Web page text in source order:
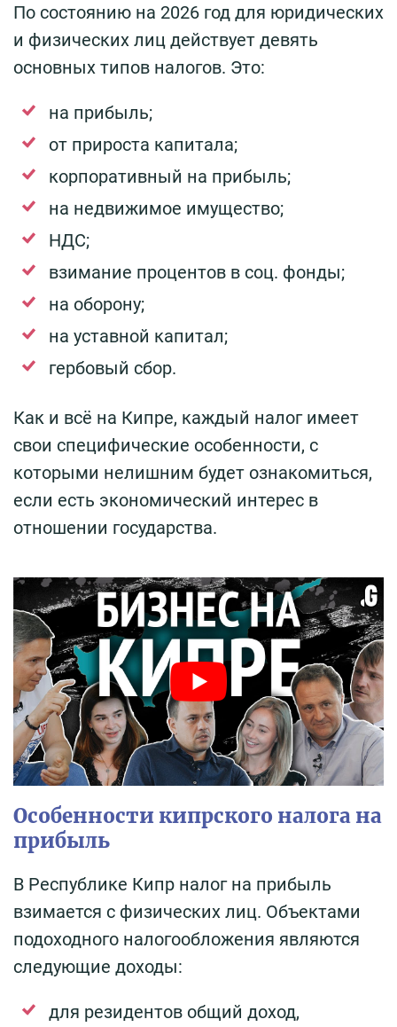
По состоянию на 2026 год для юридических
и физических лиц действует девять
основных типов налогов. Это:
на прибыль;
от прироста капитала;
корпоративный на прибыль;
на недвижимое имущество;
НДС;
взимание процентов в соц. фонды;
на оборону;
на уставной капитал;
гербовый сбор.
Как и всё на Кипре, каждый налог имеет
свои специфические особенности, с
которыми нелишним будет ознакомиться,
если есть экономический интерес в
отношении государства.
Особенности кипрского налога на
прибыль
В Республике Кипр налог на прибыль
взимается с физических лиц. Объектами
подоходного налогообложения являются
следующие доходы:
для резидентов общий доход,